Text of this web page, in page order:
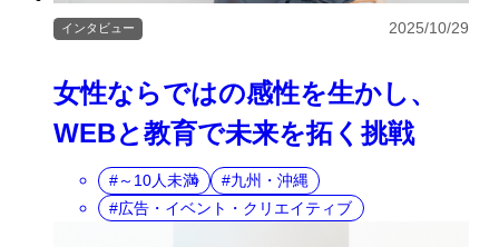
女性ならではの感性を生かし、
WEBと教育で未来を拓く挑戦
インタビュー 2025/10/29
～10人未満
九州・沖縄
広告・イベント・クリエイティブ